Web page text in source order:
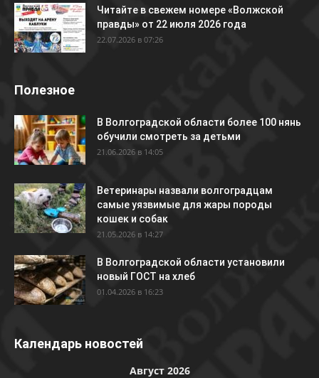
Читайте в свежем номере «Волжской
правды» от 22 июля 2026 года
22.07.2026 в 07:26
Полезное
В Волгоградской области более 100 нянь
обучили смотреть за детьми
21.06.2026 в 14:05
Ветеринары назвали волгоградцам
самые уязвимые для жары породы
кошек и собак
21.05.2026 в 14:27
В Волгоградской области установили
новый ГОСТ на хлеб
01.04.2026 в 16:23
Календарь новостей
Август 2026